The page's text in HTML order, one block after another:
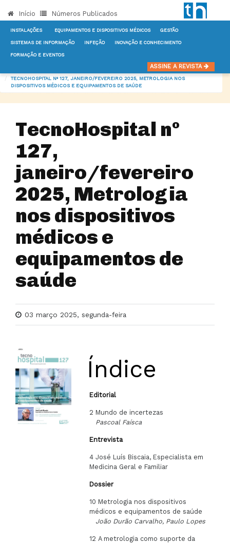
Início Números Publicados
INSTALAÇÕES EQUIPAMENTOS E DISPOSITIVOS MÉDICOS GESTÃO
SISTEMAS DE INFORMAÇÃO INFEÇÃO INOVAÇÃO E CONHECIMENTO
FORMAÇÃO E EVENTOS
ASSINE A REVISTA
TECNOHOSPITAL Nº 127, JANEIRO/FEVEREIRO 2025, METROLOGIA NOS
DISPOSITIVOS MÉDICOS E EQUIPAMENTOS DE SAÚDE
TecnoHospital nº
127,
janeiro/fevereiro
2025, Metrologia
nos dispositivos
médicos e
equipamentos de
saúde
03 março 2025, segunda-feira
Índice
Editorial
2 Mundo de incertezas
Pascoal Faísca
Entrevista
4 José Luís Biscaia, Especialista em
Medicina Geral e Familiar
Dossier
10 Metrologia nos dispositivos
médicos e equipamentos de saúde
João Durão Carvalho, Paulo Lopes
12 A metrologia como suporte da